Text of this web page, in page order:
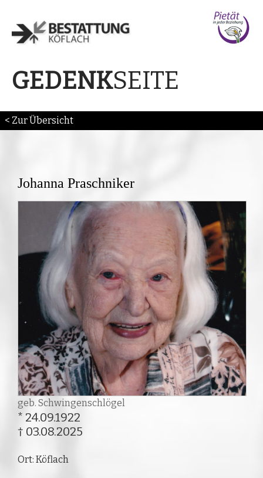
GEDENKSEITE
< Zur Übersicht
Johanna Praschniker
geb. Schwingenschlögel
* 24.09.1922
† 03.08.2025
Ort: Köflach